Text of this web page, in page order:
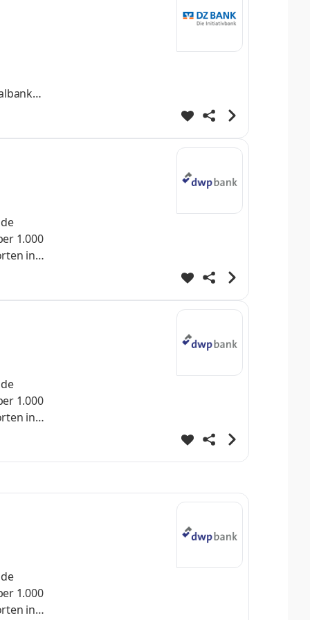
1.000
in
1.000
in
1.000
in